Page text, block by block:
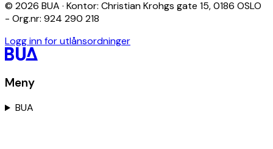
© 2026 BUA · Kontor: Christian Krohgs gate 15, 0186 OSLO
- Org.nr: 924 290 218
Logg inn for utlånsordninger
Meny
BUA